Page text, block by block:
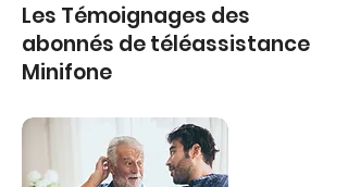
Les Témoignages des
abonnés de téléassistance
Minifone